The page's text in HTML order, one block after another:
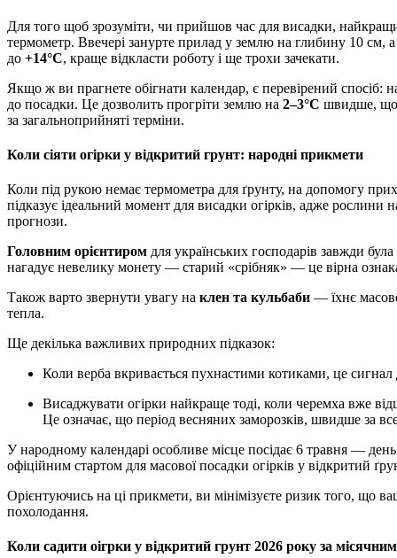
Для того щоб зрозуміти, чи прийшов час для висадки,
термометр. Ввечері занурте прилад у землю на глибину 10 см,
до +14°C, краще відкласти роботу і ще трохи зачекати.
Якщо ж ви прагнете обігнати календар, є перевірений
до посадки. Це дозволить прогріти землю на 2–3°C швидше, що
за загальноприйняті терміни.
Коли сіяти огірки у відкритий грунт: народні прикмети
Коли під рукою немає термометра для ґрунту, на допомогу
підказує ідеальний момент для висадки огірків, адже рослини
прогнози.
Головним орієнтиром для українських господарів завжди була
нагадує невелику монету — старий «срібняк» — це вірна
Також варто звернути увагу на клен та кульбаби — їхнє
тепла.
Ще декілька важливих природних підказок:
Коли верба вкривається пухнастими котиками, це сигнал
Висаджувати огірки найкраще тоді, коли черемха вже відцвіла, а з яблунь масово обсипаються пелюстки.
Це означає, що період весняних заморозків, швидше за
У народному календарі особливе місце посідає 6 травня —
офіційним стартом для масової посадки огірків у відкритий
Орієнтуючись на ці прикмети, ви мінімізуєте ризик того, що
похолодання.
Коли садити оігрки у відкритий грунт 2026 року за